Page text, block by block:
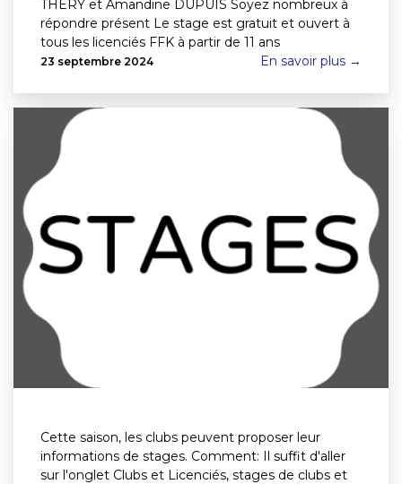
THERY et Amandine DUPUIS Soyez nombreux à
répondre présent Le stage est gratuit et ouvert à
tous les licenciés FFK à partir de 11 ans
23 septembre 2024 En savoir plus →
Cette saison, les clubs peuvent proposer leur
informations de stages. Comment: Il suffit d'aller
sur l'onglet Clubs et Licenciés, stages de clubs et